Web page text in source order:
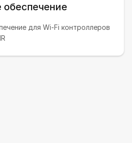
для Wi-Fi контроллеров